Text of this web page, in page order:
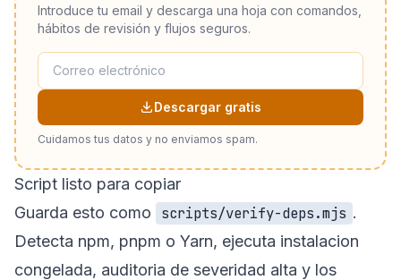
Introduce tu email y descarga una hoja con comandos,
hábitos de revisión y flujos seguros.
Descargar gratis
Cuidamos tus datos y no enviamos spam.
Script listo para copiar
Guarda esto como
scripts/verify-deps.mjs .
Detecta npm, pnpm o Yarn, ejecuta instalacion
congelada, auditoria de severidad alta y los